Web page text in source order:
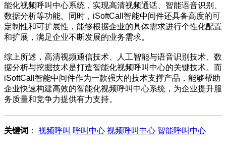
能化视频呼叫中心系统，实现高清视频通话、智能语音识别、
数据分析等功能。同时，iSoftCall智能中间件还具备高度的可
定制性和可扩展性，能够根据企业的具体需求进行个性化配置
和扩展，满足企业不断发展的业务需求。
综上所述，高清视频通信技术、人工智能与语音识别技术、数
据分析与挖掘技术是打造智能化视频呼叫中心的关键技术。而
iSoftCall智能中间件作为一款强大的技术支撑产品，能够帮助
企业快速构建高效的智能化视频呼叫中心系统，为企业提升服
务质量和竞争力提供有力支持。
关键词 ： 视频呼叫 呼叫中心 视频呼叫中心 智能呼叫中心